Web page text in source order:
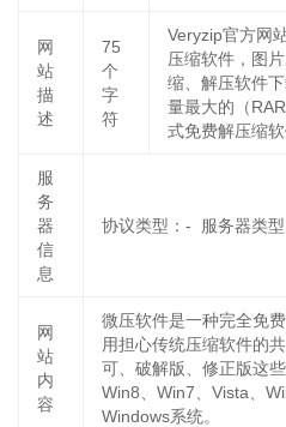
网
站
描
述
75
个
字
符
Veryzip官方网
压缩软件，图
缩、解压软件
量最大的（
式免费解压缩软
服
务
器
信
息
协议类型：- 服务器类
网
站
内
容
微压软件是一种完全免
用担心传统压缩软件的
可、破解版、修正版这
Win8、Win7、Vista、
Windows系统。